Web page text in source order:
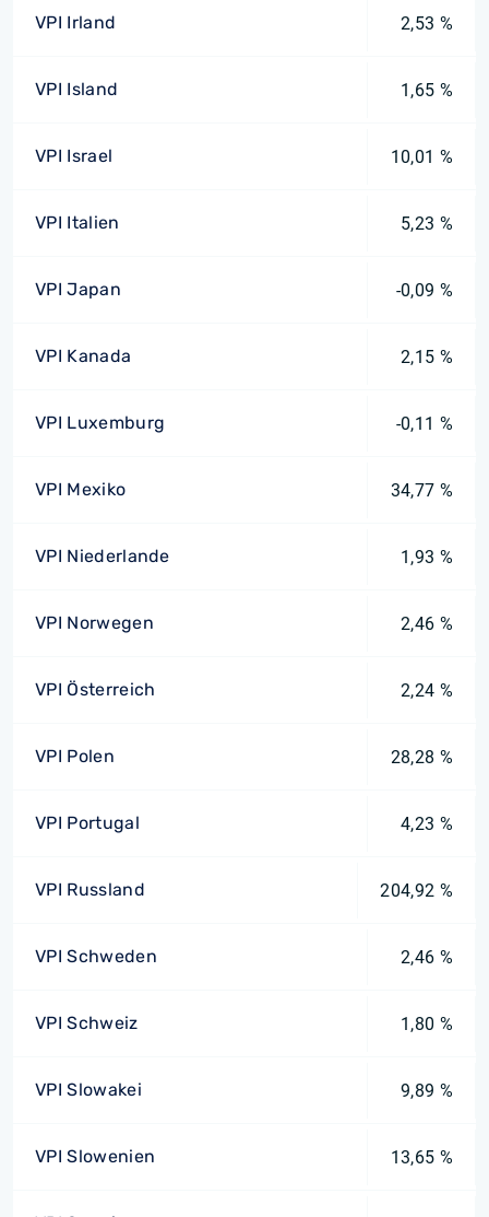
VPI Irland 2,53 %
VPI Island 1,65 %
VPI Israel 10,01 %
VPI Italien 5,23 %
VPI Japan -0,09 %
VPI Kanada 2,15 %
VPI Luxemburg -0,11 %
VPI Mexiko 34,77 %
VPI Niederlande 1,93 %
VPI Norwegen 2,46 %
VPI Österreich 2,24 %
VPI Polen 28,28 %
VPI Portugal 4,23 %
VPI Russland 204,92 %
VPI Schweden 2,46 %
VPI Schweiz 1,80 %
VPI Slowakei 9,89 %
VPI Slowenien 13,65 %